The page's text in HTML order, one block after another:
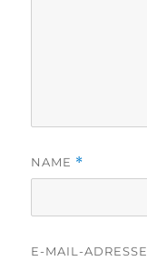
NAME *
E-MAIL-ADRESSE